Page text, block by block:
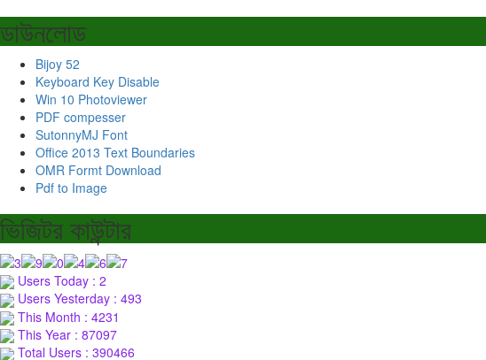
ডাউনলোড
Bijoy 52
Keyboard Key Disable
Win 10 Photoviewer
PDF compesser
SutonnyMJ Font
Office 2013 Text Boundaries
OMR Formt Download
Pdf to Image
ভিজিটর কাউন্টার
Users Today : 2
Users Yesterday : 493
This Month : 4231
This Year : 87097
Total Users : 390466